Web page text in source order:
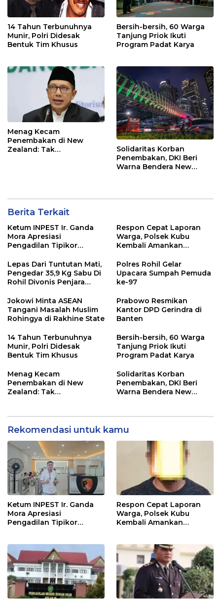
14 Tahun Terbunuhnya
Munir, Polri Didesak
Bentuk Tim Khusus
Bersih-bersih, 60 Warga
Tanjung Priok Ikuti
Program Padat Karya
Menag Kecam
Penembakan di New
Zealand: Tak
Solidaritas Korban
Penembakan, DKI Beri
Warna Bendera New
Berita Terkait
Ketum INPEST Ir. Ganda
Mora Apresiasi
Pengadilan Tipikor
SPRH Dihukum 11 Tahun
Respon Cepat Laporan
Warga, Polsek Kubu
Kembali Amankan
Sabu Dengan BB 1,81 Gram
Lepas Dari Tuntutan Mati,
Pengedar 35,9 Kg Sabu Di
Rohil Divonis Penjara
Polres Rohil Gelar
Upacara Sumpah Pemuda
ke-97
Jokowi Minta ASEAN
Tangani Masalah Muslim
Rohingya di Rakhine State
Prabowo Resmikan
Kantor DPD Gerindra di
Banten
14 Tahun Terbunuhnya
Munir, Polri Didesak
Bentuk Tim Khusus
Bersih-bersih, 60 Warga
Tanjung Priok Ikuti
Program Padat Karya
Menag Kecam
Penembakan di New
Zealand: Tak
Solidaritas Korban
Penembakan, DKI Beri
Warna Bendera New
Rekomendasi untuk kamu
Ketum INPEST Ir. Ganda
Mora Apresiasi
Pengadilan Tipikor
Respon Cepat Laporan
Warga, Polsek Kubu
Kembali Amankan